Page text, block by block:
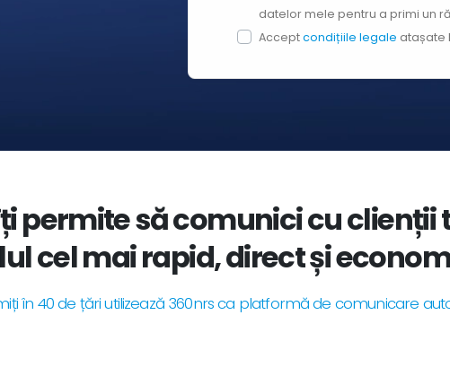
datelor mele pentru a primi un
Acceptcondițiile legale atașate
permite să comunici cu clienții
cel mai rapid, direct și
în 40 de țări utilizează 360nrs ca platformă de comunicare